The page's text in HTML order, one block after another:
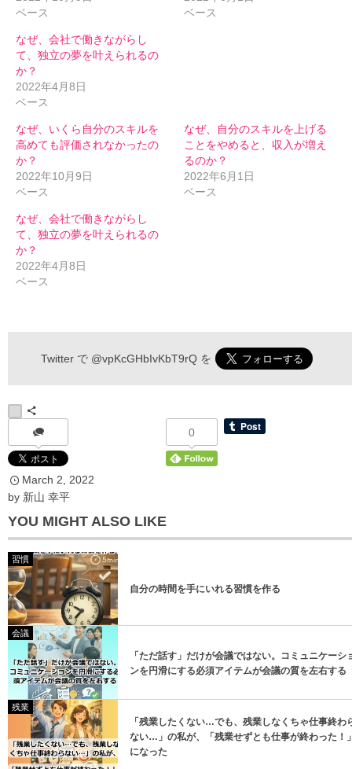
ベース
ベース
なぜ、会社で働きながらし
て、独立の夢を叶えられるの
か？
2022年4月8日
ベース
なぜ、いくら自分のスキルを
高めても評価されなかったの
か？
2022年10月9日
ベース
なぜ、自分のスキルを上げる
ことをやめると、収入が増え
るのか？
2022年6月1日
ベース
なぜ、会社で働きながらし
て、独立の夢を叶えられるの
か？
2022年4月8日
ベース
お名前 *
メールアドレス
登録
Twitter で @vpKcGHbIvKbT9rQ を
0
March 2,2022
by 新山 幸平
YOU MIGHT ALSO LIKE
習慣
自分の時間を手にいれる習慣を作る
会議
「ただ話す」だけが会議ではない。コミュニケーシ
ンを円滑にする必須アイテムが会議の質を左右する
残業
「残業したくない…でも、残業しなくちゃ仕事終わ
ない…」の私が、「残業せずとも仕事が終わった！
になった